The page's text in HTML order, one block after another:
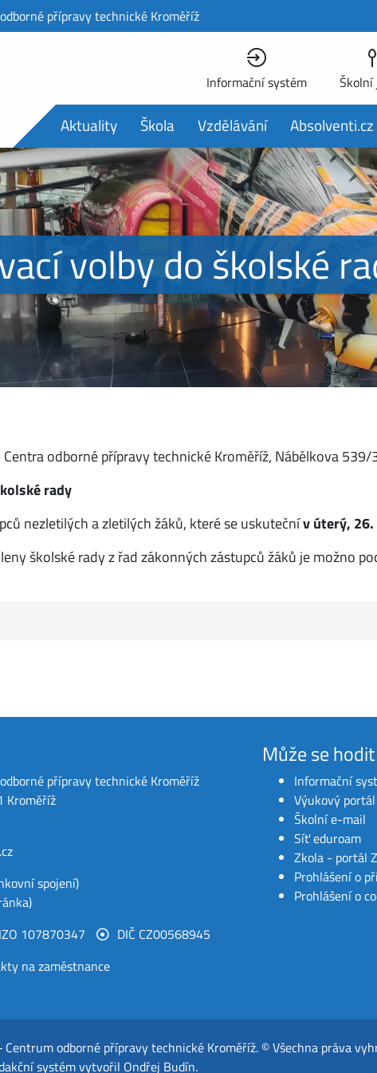
přípravy technické Kroměříž
Informační systém
Aktuality Škola Vzdělávání Absolventi.cz
volby do školské
odborné přípravy technické Kroměříž, Nábělkova 539/
rady
nezletilých a zletilých žáků, které se uskutečnív úterý,
školské rady z řad zákonných zástupců žáků je možno
přípravy technické Kroměříž
Kroměříž
spojení)
IZO 107870347
DIČ CZ00568945
na zaměstnance
Může se hodit
Informační
Výukový portál
Školní e-mail
Síť eduroam
Zkola - portál
Prohlášení o
Prohlášení o
Centrum odborné přípravy technické Kroměříž. © Všechna práva
systémvytvořil Ondřej Budín.